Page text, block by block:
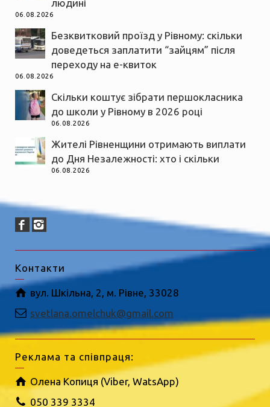
людині
06.08.2026
Безквитковий проїзд у Рівному: скільки
доведеться заплатити “зайцям” після
переходу на е-квиток
06.08.2026
Скільки коштує зібрати першокласника
до школи у Рівному в 2026 році
06.08.2026
Жителі Рівненщини отримають виплати
до Дня Незалежності: хто і скільки
06.08.2026
Контакти
вул. Шкільна, 2, м. Рівне, 33028
svetlana.omelchuk@gmail.com
Реклама та співпраця:
Олена Копиця (Viber, WatsApp)
050 339 3334